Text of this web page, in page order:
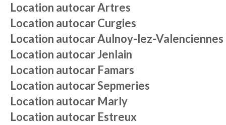
Location autocarArtres
Location autocarCurgies
Location autocarAulnoy-lez-Valenciennes
Location autocarJenlain
Location autocar Famars
Location autocarSepmeries
Location autocar Marly
Location autocar Estreux